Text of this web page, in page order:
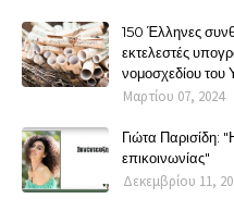
150 Έλληνες
εκτελεστές
νομοσχεδίου
Μαρτίου 07, 2024
Γιώτα Παρισίδη:
επικοινωνίας"
Δεκεμβρίου 11,